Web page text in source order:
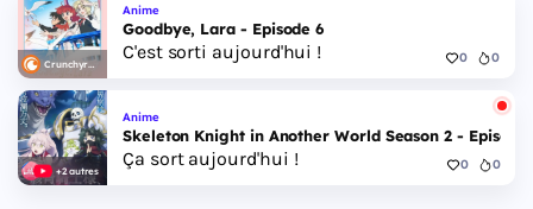
Crunchyroll
Anime
Goodbye, Lara - Episode 6
C'est sorti aujourd'hui ! 0 0
+2 autres
Anime
Skeleton Knight in Another World Season 2 - Episode
Ça sort aujourd'hui ! 0 0